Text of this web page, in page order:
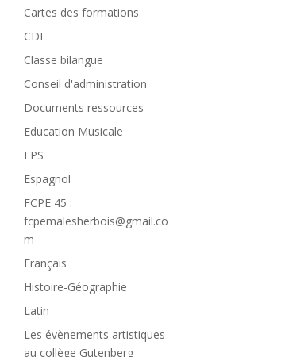
Cartes des formations
CDI
Classe bilangue
Conseil d'administration
Documents ressources
Education Musicale
EPS
Espagnol
FCPE 45 :
fcpemalesherbois@gmail.co
m
Français
Histoire-Géographie
Latin
Les évènements artistiques
au collège Gutenberg